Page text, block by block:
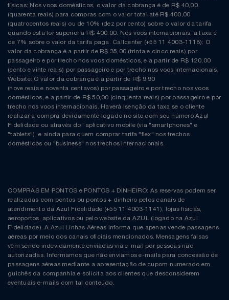
físicas: Nos voos domésticos, o valor da cobrança é de R$ 40,00
(quarenta reais) para compras com o valor total até R$ 400,00
(quatrocentos reais) ou de 10% (dez por cento) sobre o valor da tarifa
quando esta for superior a R$ 400,00. Nos voos internacionais, a taxa é
de 7% sobre o valor da tarifa paga. Callcenter (+55 11 4003-1118): O
valor da cobrança é a partir de R$ 35,00 (trinta e cinco reais) por
passageiro e por trecho nos voos domésticos, e a partir de R$ 120,00
(cento e vinte reais) por passageiro e por trecho nos voos internacionais.
Website: O valor da cobrança é a partir de R$ 9,90
(nove reais e noventa centavos) por passageiro e por trecho nos voos
domésticos, e a partir de R$ 50,00 (cinquenta reais) por passageiro e por
trecho nos voos internacionais. Haverá isenção da taxa se o cliente
realizar a compra devidamente logado no site com seu número Azul
Fidelidade ou através do “aplicativo mobile (via "smartphones" e
"tablets"), e ainda para quem comprar tarifa "flex" nos trechos
domésticos ou "business" nos trechos internacionais.
COMPRAS EM PONTOS e PONTOS + DINHEIRO: As reservas podem ser
realizadas com pontos ou pontos + dinheiro pelos canais de
atendimento da Azul Fidelidade (+55 11 4003-1141), lojas físicas,
aeroportos, aplicativos ou pelo website da AZUL (logado na Azul
Fidelidade). A Azul Linhas Aéreas informa que apenas vende passagens
aéreas por meio dos canais oficiais mencionados. Mensagens falsas
vêm sendo indevidamente enviadas via e-mail por pessoas não
autorizadas. Informamos que não enviamos e-mails para concessão de
passagens aéreas mediante a apresentação de cupom numerado em
guichês da companhia e solicita aos clientes que desconsiderem
eventuais e-mails com tal conteúdo.